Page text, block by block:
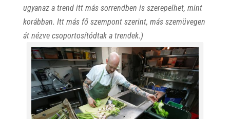
ugyanaz a trend itt más sorrendben is szerepelhet, mint
korábban. Itt más fő szempont szerint, más szemüvegen
át nézve csoportosítódtak a trendek.)